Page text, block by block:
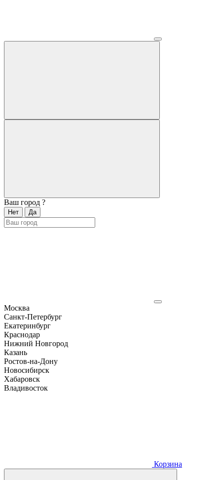
Ваш город ?
Нет Да
Москва
Санкт-Петербург
Екатеринбург
Краснодар
Нижний Новгород
Казань
Ростов-на-Дону
Новосибирск
Хабаровск
Владивосток
Корзина